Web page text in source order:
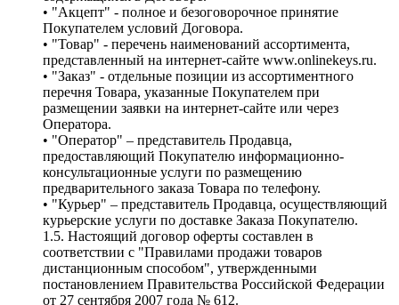
• "Акцепт" - полное и безоговорочное принятие
Покупателем условий Договора.
• "Товар" - перечень наименований ассортимента,
представленный на интернет-сайте www.onlinekeys.ru.
• "Заказ" - отдельные позиции из ассортиментного
перечня Товара, указанные Покупателем при
размещении заявки на интернет-сайте или через
Оператора.
• "Оператор" – представитель Продавца,
предоставляющий Покупателю информационно-
консультационные услуги по размещению
предварительного заказа Товара по телефону.
• "Курьер" – представитель Продавца, осуществляющий
курьерские услуги по доставке Заказа Покупателю.
1.5. Настоящий договор оферты составлен в
соответствии с "Правилами продажи товаров
дистанционным способом", утвержденными
постановлением Правительства Российской Федерации
от 27 сентября 2007 года № 612.